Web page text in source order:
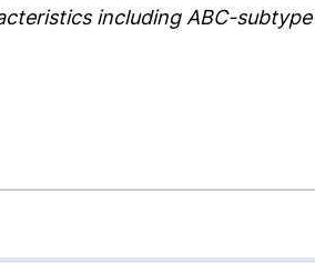
including ABC-